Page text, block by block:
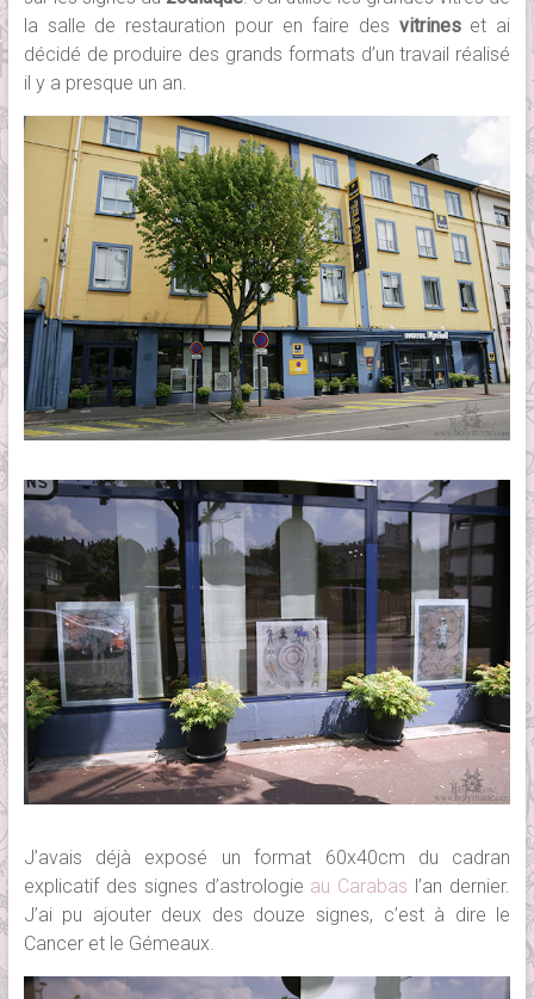
la salle de restauration pour en faire des vitrineset ai
décidé de produire des grands formats d’un travail réalisé
il y a presque un an.
J’avais déjà exposé un format 60x40cm du cadran
explicatif des signes d’astrologie au Carabas l’an dernier.
J’ai pu ajouter deux des douze signes, c’est à dire le
Cancer et le Gémeaux.